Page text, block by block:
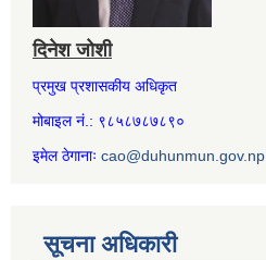
दिनेश जोशी
प्रमुख प्रशासकीय अधिकृत
मोबाइल नं.: ९८५८७८७८९०
इमेल ठेगानाः cao@duhunmun.gov.np
सूचना अधिकारी